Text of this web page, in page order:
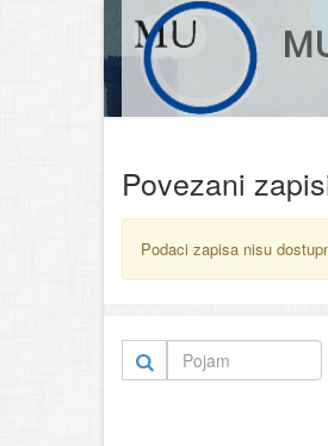
Povezani
Podaci zapisa nisu